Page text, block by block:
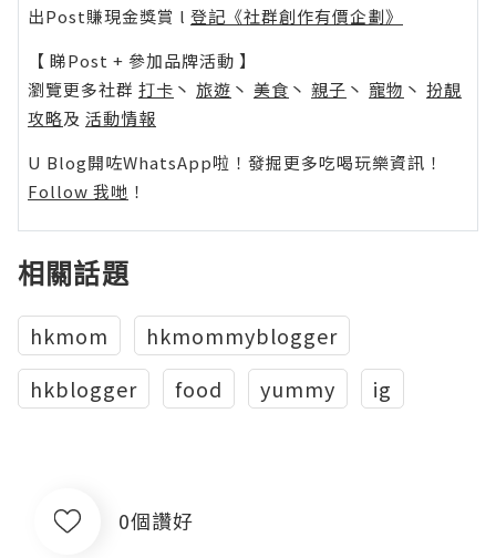
出Post賺現金獎賞 l 登記《社群創作有價企劃》
【 睇Post + 參加品牌活動 】
瀏覽更多社群 打卡 丶 旅遊 丶 美食 丶 親子 丶 寵物 丶 扮靚
攻略及 活動情報
U Blog開咗WhatsApp啦！發掘更多吃喝玩樂資訊！
Follow 我哋 ！
相關話題
hkmom
hkmommyblogger
hkblogger
food yummy ig
0個讚好